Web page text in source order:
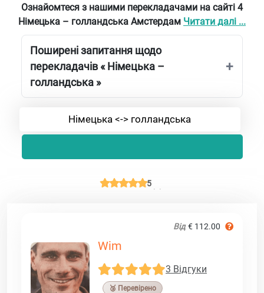
Ознайомтеся з нашими перекладачами на сайті 4
Німецька – голландська Амстердам Читати далі ...
Поширені запитання щодо
перекладачів « Німецька –
голландська »
Німецька <-> голландська
5
Від € 112.00
Wim
3 Відгуки
🥉 Перевірено